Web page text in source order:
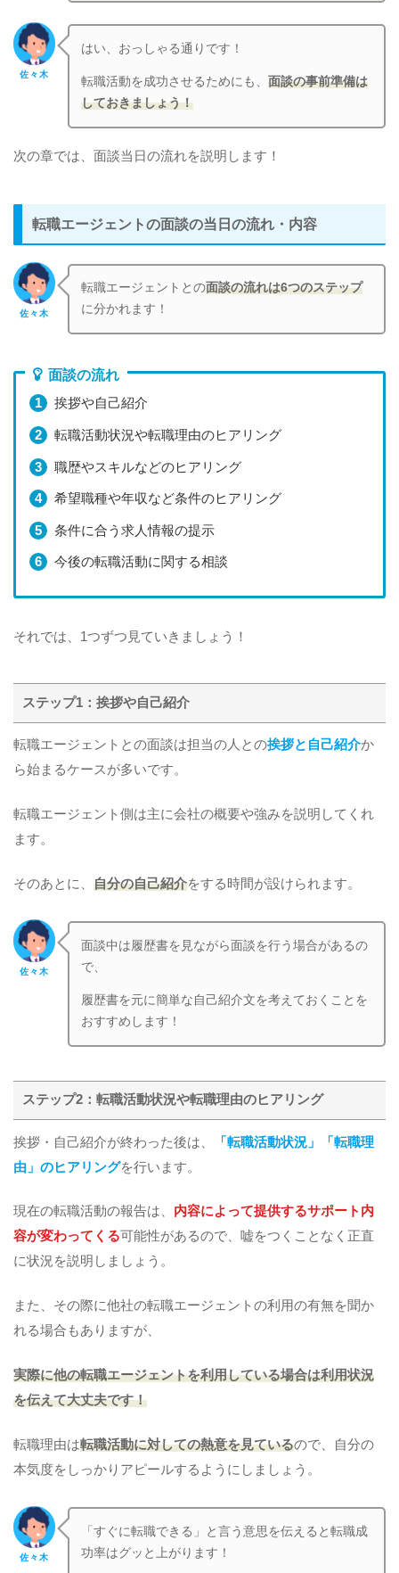
佐々木
はい、おっしゃる通りです！
転職活動を成功させるためにも、面談の事前準備は
しておきましょう！
次の章では、面談当日の流れを説明します！
転職エージェントの面談の当日の流れ・内容
佐々木
転職エージェントとの面談の流れは6つのステップ
に分かれます！
面談の流れ
挨拶や自己紹介
転職活動状況や転職理由のヒアリング
職歴やスキルなどのヒアリング
希望職種や年収など条件のヒアリング
条件に合う求人情報の提示
今後の転職活動に関する相談
それでは、1つずつ見ていきましょう！
ステップ1：挨拶や自己紹介
転職エージェントとの面談は担当の人との挨拶と自己紹介か
ら始まるケースが多いです。
転職エージェント側は主に会社の概要や強みを説明してくれ
ます。
そのあとに、 自分の自己紹介をする時間が設けられます。
佐々木
面談中は履歴書を見ながら面談を行う場合があるの
で、
履歴書を元に簡単な自己紹介文を考えておくことを
おすすめします！
ステップ2：転職活動状況や転職理由のヒアリング
挨拶・自己紹介が終わった後は、
「転職活動状況」「転職理
由」のヒアリングを行います。
現在の転職活動の報告は、 内容によって提供するサポート内
容が変わってくる可能性があるので、嘘をつくことなく正直
に状況を説明しましょう。
また、その際に他社の転職エージェントの利用の有無を聞か
れる場合もありますが、
実際に他の転職エージェントを利用している場合は利用状況
を伝えて大丈夫です！
転職理由は転職活動に対しての熱意を見ているので、自分の
本気度をしっかりアピールするようにしましょう。
佐々木
「すぐに転職できる」と言う意思を伝えると転職成
功率はグッと上がります！